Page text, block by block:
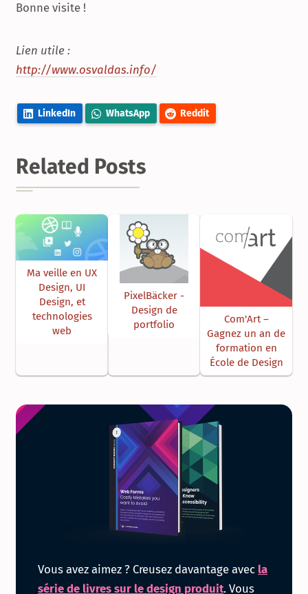
Bonne visite !
Lien utile :
http://www.osvaldas.info/
LinkedIn WhatsApp Reddit
Related Posts
Ma veille en UX
Design, UI
Design, et
technologies
web
PixelBäcker -
Design de
portfolio
Com'Art –
Gagnez un an de
formation en
École de Design
la
Vous avez aimez ? Creusez davantage avec la
série de livres sur le design produit. Vous